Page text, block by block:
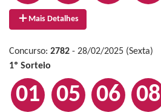
Mais Detalhes
Concurso: 2782 - 28/02/2025 (Sexta)
1º Sorteio
01 05 06 08